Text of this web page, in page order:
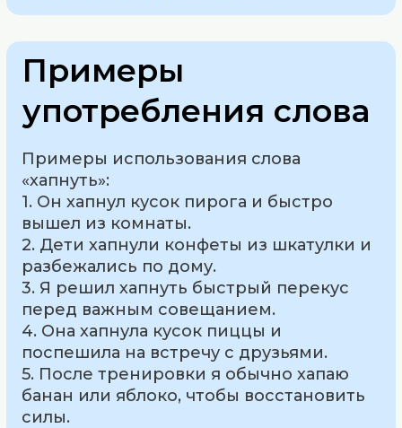
Примеры
употребления слова
Примеры использования слова
«хапнуть»:
1. Он хапнул кусок пирога и быстро
вышел из комнаты.
2. Дети хапнули конфеты из шкатулки и
разбежались по дому.
3. Я решил хапнуть быстрый перекус
перед важным совещанием.
4. Она хапнула кусок пиццы и
поспешила на встречу с друзьями.
5. После тренировки я обычно хапаю
банан или яблоко, чтобы восстановить
силы.